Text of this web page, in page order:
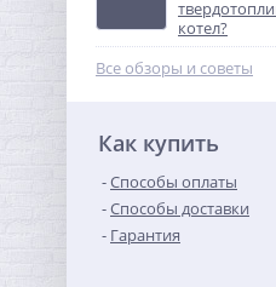
котел?
Все обзоры и советы
Как купить
Способы оплаты
Способы доставки
Гарантия